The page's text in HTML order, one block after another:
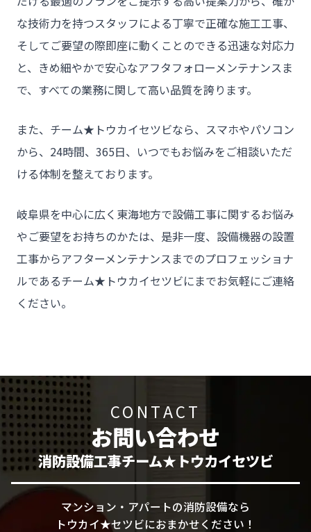
な技術力を持つスタッフによる丁寧で正確な施工工事、
そしてご要望の際即座に動くことのできる迅速な対応力
と、きめ細やかで安心なアフタフォローメンテナンスま
で、すべての業務に関して高い品質を誇ります。
また、チーム★トウカイセツビなら、スマホやパソコン
から、24時間、365日、いつでもお悩みをご相談いただ
ける体制を整えております。
岐阜県を中心に広く東海地方で設備工事に関するお悩み
やご要望をお持ちのかたは、是非一度、設備機器の設置
工事からアフターメンテナンスまでのプロフェッショナ
ルであるチーム★トウカイセツビにまでお気軽にご連絡
ください。
CONTACT
お問い合わせ
消防設備工事チーム★トウカイセツビ
マンション・アパートの消防設備なら
トウカイ★セツビにおまかせください！